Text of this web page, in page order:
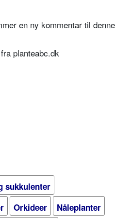
en ny kommentar til denne
planteabc.dk
sukkulenter
Orkideer
Nåleplanter